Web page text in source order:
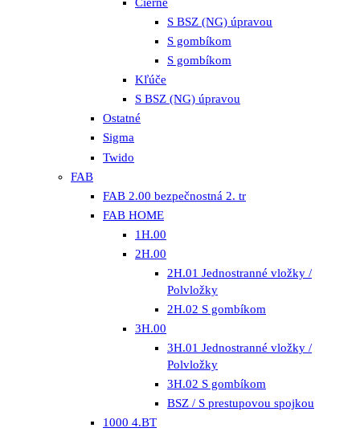
Čierne
S BSZ (NG) úpravou
S gombíkom
S gombíkom
Kľúče
S BSZ (NG) úpravou
Ostatné
Sigma
Twido
FAB
FAB 2.00 bezpečnostná 2. tr
FAB HOME
1H.00
2H.00
2H.01 Jednostranné vložky /
Polvložky
2H.02 S gombíkom
3H.00
3H.01 Jednostranné vložky /
Polvložky
3H.02 S gombíkom
BSZ / S prestupovou spojkou
1000 4.BT